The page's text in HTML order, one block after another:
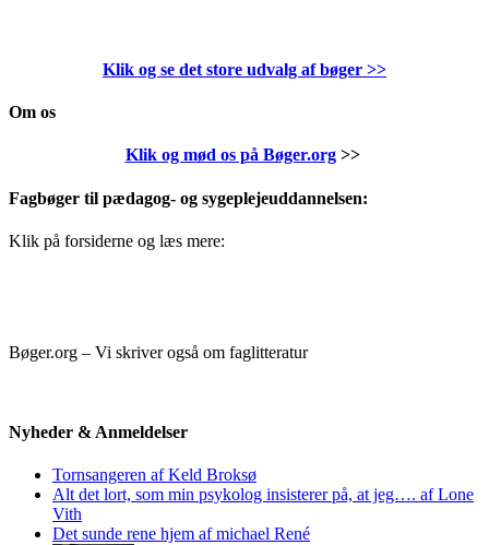
Klik og se det store udvalg af bøger >>
Om os
Klik og mød os på Bøger.org>>
Fagbøger til pædagog- og sygeplejeuddannelsen:
Klik på forsiderne og læs mere:
Bøger.org – Vi skriver også om faglitteratur
Nyheder & Anmeldelser
Tornsangeren af Keld Broksø
Alt det lort, som min psykolog insisterer på, at jeg…. af Lone
Vith
Det sunde rene hjem af michael René